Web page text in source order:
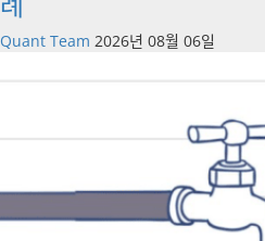
Quant Team 2026년 08월 06일